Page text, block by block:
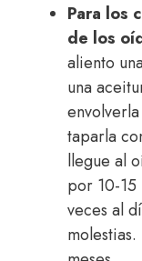
Para los
de los
aliento
una
taparla
llegue al
por 10-
veces al